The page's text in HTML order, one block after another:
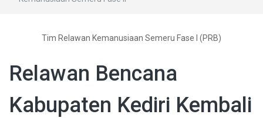
Tim Relawan Kemanusiaan Semeru Fase I (PRB)
Relawan Bencana
Kabupaten Kediri Kembali